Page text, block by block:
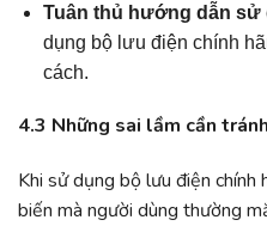
Tuân thủ hướng dẫn sử
dụng bộ lưu điện chính
cách.
4.3 Những sai lầm cần
Khi sử dụng bộ lưu điện
biến mà người dùng thường